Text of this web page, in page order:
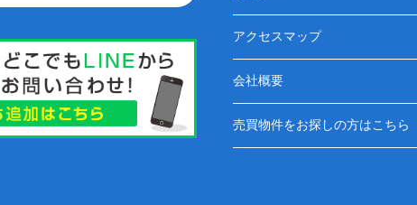
アクセスマップ
会社概要
売買物件をお探しの方はこちら